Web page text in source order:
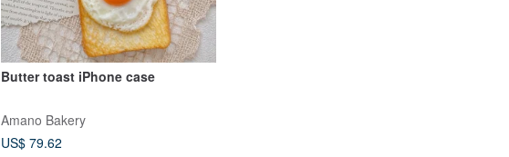
Butter toast iPhone case
Amano Bakery
US$ 79.62